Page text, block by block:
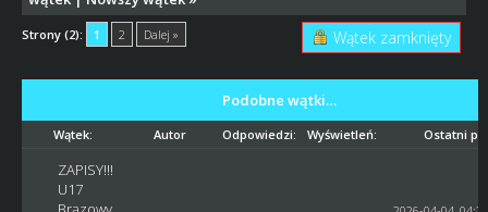
Strony (2): 1 2 Dalej » Wątek zamknięty
Podobne wątki…
Wątek: Autor Odpowiedzi: Wyświetleń: Ostatni
ZAPISY!!!
U17